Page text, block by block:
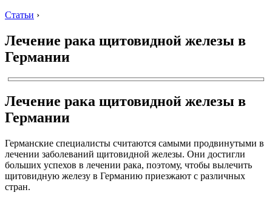
Статьи ›
Лечение рака щитовидной железы в
Германии
Лечение рака щитовидной железы в
Германии
Германские специалисты считаются самыми продвинутыми в
лечении заболеваний щитовидной железы. Они достигли
больших успехов в лечении рака, поэтому, чтобы вылечить
щитовидную железу в Германию приезжают с различных
стран.